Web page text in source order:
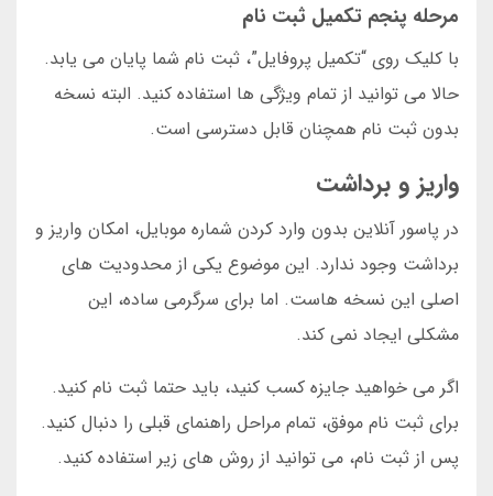
مرحله پنجم تکمیل ثبت نام
با کلیک روی “تکمیل پروفایل”، ثبت نام شما پایان می یابد.
حالا می توانید از تمام ویژگی ها استفاده کنید. البته نسخه
بدون ثبت نام همچنان قابل دسترسی است.
واریز و برداشت
در پاسور آنلاین بدون وارد کردن شماره موبایل، امکان واریز و
برداشت وجود ندارد. این موضوع یکی از محدودیت های
اصلی این نسخه هاست. اما برای سرگرمی ساده، این
مشکلی ایجاد نمی کند.
اگر می خواهید جایزه کسب کنید، باید حتما ثبت نام کنید.
برای ثبت نام موفق، تمام مراحل راهنمای قبلی را دنبال کنید.
پس از ثبت نام، می توانید از روش های زیر استفاده کنید.